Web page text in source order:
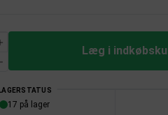
Læg i
17 på lager